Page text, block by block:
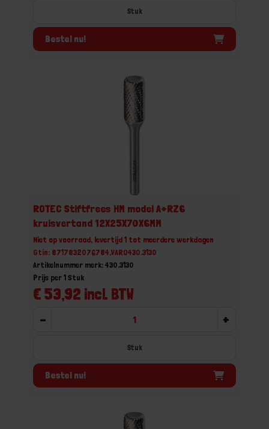
Stuk
Bestel nu!
ROTEC Stiftfrees HM model A+RZ6
kruisvertand 12X25X70X6MM
Niet op voorraad, levertijd 1 tot meerdere werkdagen
Gtin: 8717832076784,VARO430.3130
Artikelnummer merk: 430.3130
€ 53,92 incl. BTW
Prijs per 1 Stuk
- +
Stuk
Bestel nu!